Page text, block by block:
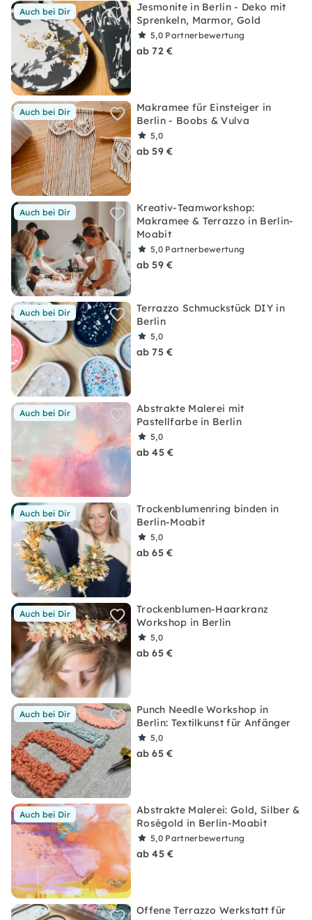
Auch bei Dir
Jesmonite in Berlin - Deko mit
Sprenkeln, Marmor, Gold
5,0 Partnerbewertung
ab 72 €
Auch bei Dir
Makramee für Einsteiger in
Berlin - Boobs & Vulva
5,0
ab 59 €
Auch bei Dir
Kreativ-Teamworkshop:
Makramee & Terrazzo in Berlin-
Moabit
5,0 Partnerbewertung
ab 59 €
Auch bei Dir
Terrazzo Schmuckstück DIY in
Berlin
5,0
ab 75 €
Auch bei Dir
Abstrakte Malerei mit
Pastellfarbe in Berlin
5,0
ab 45 €
Auch bei Dir
Trockenblumenring binden in
Berlin-Moabit
5,0
ab 65 €
Auch bei Dir
Trockenblumen-Haarkranz
Workshop in Berlin
5,0
ab 65 €
Auch bei Dir
Punch Needle Workshop in
Berlin: Textilkunst für Anfänger
5,0
ab 65 €
Auch bei Dir
Abstrakte Malerei: Gold, Silber &
Roségold in Berlin-Moabit
5,0 Partnerbewertung
ab 45 €
Offene Terrazzo Werkstatt für